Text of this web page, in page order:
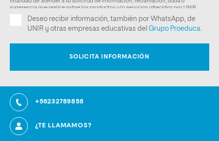
+56232789858
¿TE LLAMAMOS?